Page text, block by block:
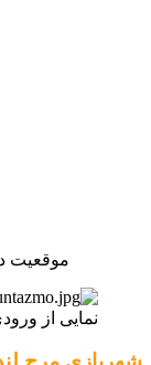
موقعیت
نمایی از